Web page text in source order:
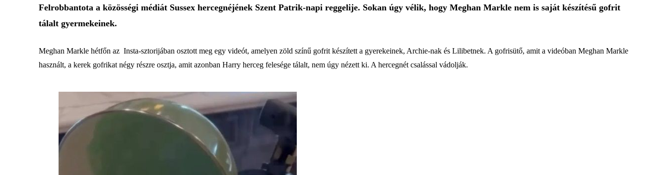
Felrobbantota a közösségi médiát Sussex hercegnéjének Szent Patrik-napi reggelije. Sokan úgy vélik, hogy Meghan Markle nem is saját készítésű gofrit
tálalt gyermekeinek.
Meghan Markle hétfőn az Insta-sztorijában osztott meg egy videót, amelyen zöld színű gofrit készített a gyerekeinek, Archie-nak és Lilibetnek. A gofrisütő, amit a videóban Meghan Markle
használt, a kerek gofrikat négy részre osztja, amit azonban Harry herceg felesége tálalt, nem úgy nézett ki. A hercegnét csalással vádolják.